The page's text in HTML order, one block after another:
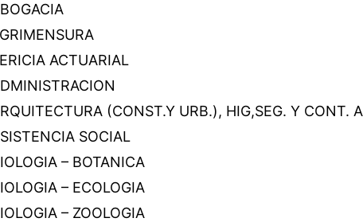
ACTUARIAL
(CONST.Y URB.), HIG,SEG. Y CONT.
SOCIAL
– BOTANICA
– ECOLOGIA
– ZOOLOGIA